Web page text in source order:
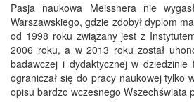
Pasja naukowa Meissnera nie
Warszawskiego, gdzie zdobył dyplom
od 1998 roku związany jest z
2006 roku, a w 2013 roku został
badawczej i dydaktycznej w
ograniczał się do pracy naukowej tylko
opisu bardzo wczesnego Wszechświata